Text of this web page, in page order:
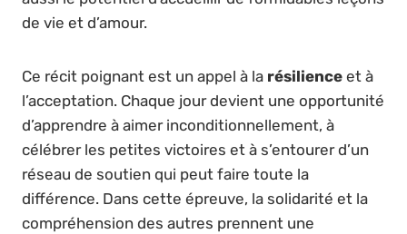
de vie et d’amour.
Ce récit poignant est un appel à la résilience et à
l’acceptation. Chaque jour devient une opportunité
d’apprendre à aimer inconditionnellement, à
célébrer les petites victoires et à s’entourer d’un
réseau de soutien qui peut faire toute la
différence. Dans cette épreuve, la solidarité et la
compréhension des autres prennent une